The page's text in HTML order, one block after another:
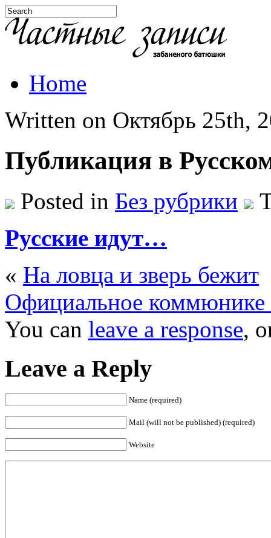
Home
Written on Октябрь 25th,
Публикация в
Posted in Без рубрики
Русские идут…
« На ловца и зверь бежит
Официальное
You can leave a response,
Leave a Reply
Name (required)
Mail (will not be published) (required)
Website